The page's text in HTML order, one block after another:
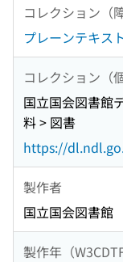
コレクション（
プレーンテキス
コレクション（
国立国会図書館
料 > 図書
https://
製作者
国立国会図書館
製作年（W3CDTF